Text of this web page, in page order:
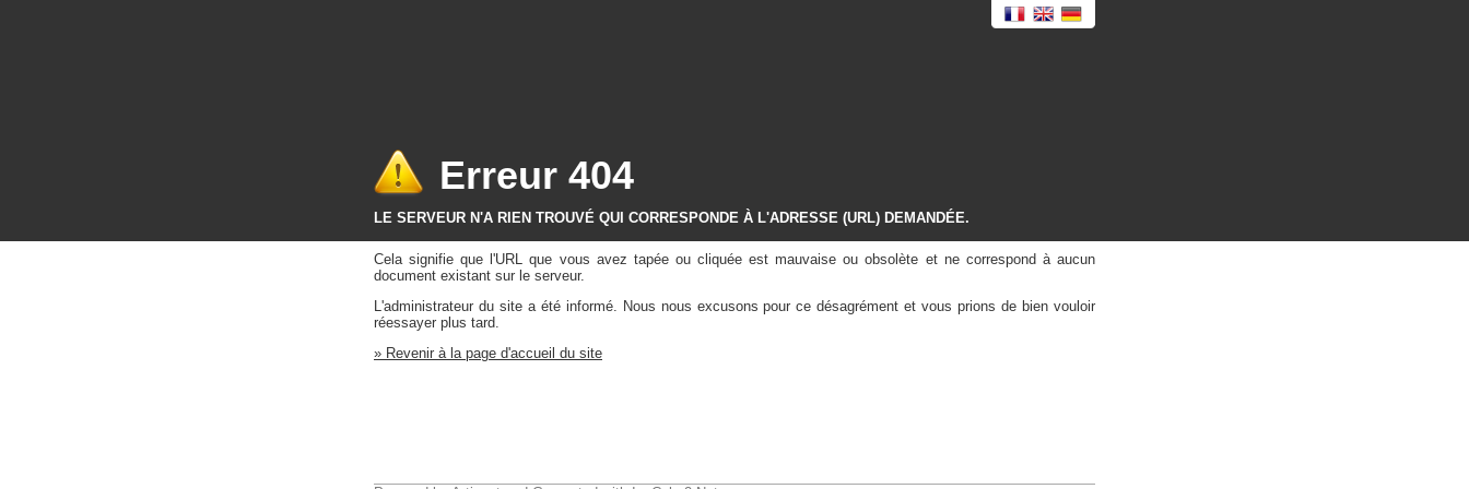
Erreur 404
LE SERVEUR N'A RIEN TROUVÉ QUI CORRESPONDE À L'ADRESSE (URL) DEMANDÉE.
Cela signifie que l'URL que vous avez tapée ou cliquée est mauvaise ou obsolète et ne correspond à aucun
document existant sur le serveur.
L'administrateur du site a été informé. Nous nous excusons pour ce désagrément et vous prions de bien vouloir
réessayer plus tard.
» Revenir à la page d'accueil du site